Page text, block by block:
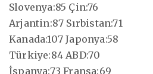
Slovenya:85 Çin:76
Arjantin:87 Sırbistan:71
Kanada:107 Japonya:58
Türkiye:84 ABD:70
İspanya:73 Fransa:69